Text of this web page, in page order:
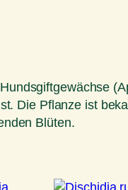
Die Pflanze ist
Blüten.